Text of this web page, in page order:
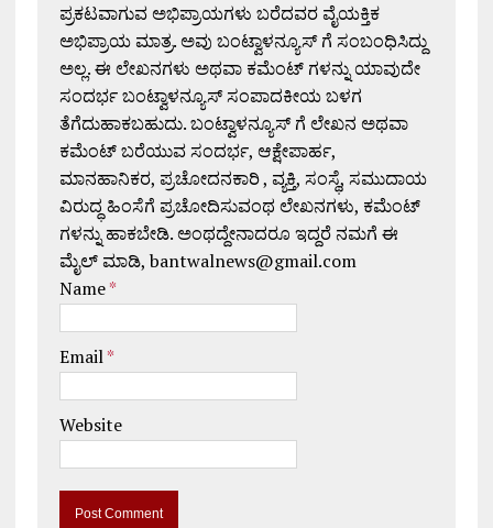
ಪ್ರಕಟವಾಗುವ ಅಭಿಪ್ರಾಯಗಳು ಬರೆದವರ ವೈಯಕ್ತಿಕ
ಅಭಿಪ್ರಾಯ ಮಾತ್ರ. ಅವು ಬಂಟ್ವಾಳನ್ಯೂಸ್ ಗೆ ಸಂಬಂಧಿಸಿದ್ದು
ಅಲ್ಲ. ಈ ಲೇಖನಗಳು ಅಥವಾ ಕಮೆಂಟ್ ಗಳನ್ನು ಯಾವುದೇ
ಸಂದರ್ಭ ಬಂಟ್ವಾಳನ್ಯೂಸ್ ಸಂಪಾದಕೀಯ ಬಳಗ
ತೆಗೆದುಹಾಕಬಹುದು. ಬಂಟ್ವಾಳನ್ಯೂಸ್ ಗೆ ಲೇಖನ ಅಥವಾ
ಕಮೆಂಟ್ ಬರೆಯುವ ಸಂದರ್ಭ, ಆಕ್ಷೇಪಾರ್ಹ,
ಮಾನಹಾನಿಕರ, ಪ್ರಚೋದನಕಾರಿ , ವ್ಯಕ್ತಿ, ಸಂಸ್ಥೆ, ಸಮುದಾಯ
ವಿರುದ್ಧ ಹಿಂಸೆಗೆ ಪ್ರಚೋದಿಸುವಂಥ ಲೇಖನಗಳು, ಕಮೆಂಟ್
ಗಳನ್ನು ಹಾಕಬೇಡಿ. ಅಂಥದ್ದೇನಾದರೂ ಇದ್ದರೆ ನಮಗೆ ಈ
ಮೈಲ್ ಮಾಡಿ, bantwalnews@gmail.com
Name*
Email*
Website